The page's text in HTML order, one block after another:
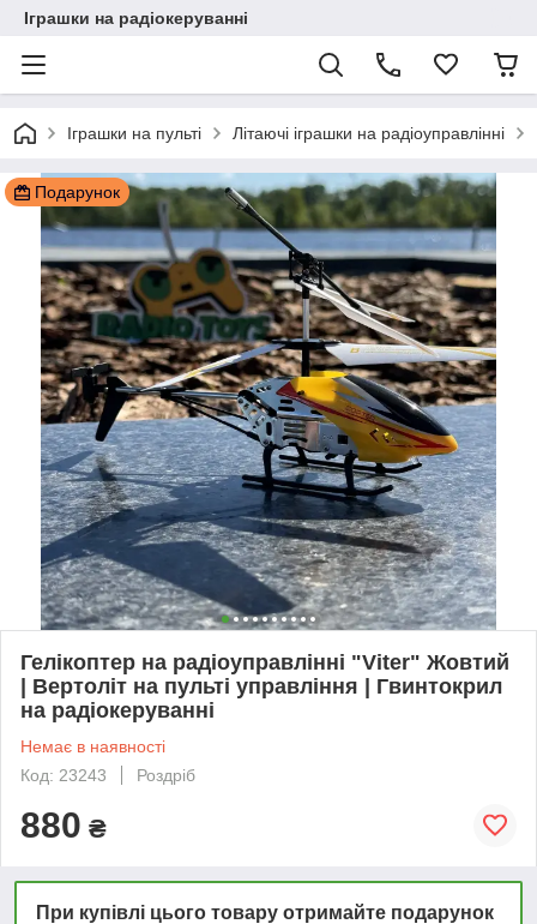
Іграшки на радіокеруванні
Іграшки на пульті Літаючі іграшки на радіоуправлінні
Подарунок
Гелікоптер на радіоуправлінні "Viter" Жовтий
| Вертоліт на пульті управління | Гвинтокрил
на радіокеруванні
Немає в наявності
Код: 23243
Роздріб
880 ₴
При купівлі цього товару отримайте подарунок